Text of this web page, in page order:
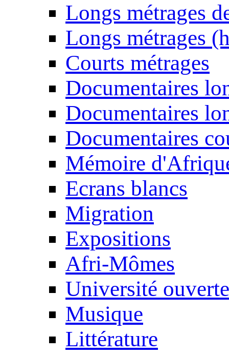
Longs métrages
Longs métrages
Courts métrages
Documentaires
Documentaires
Documentaires
Mémoire
Ecrans blancs
Migration
Expositions
Afri-Mômes
Université ouverte
Musique
Littérature